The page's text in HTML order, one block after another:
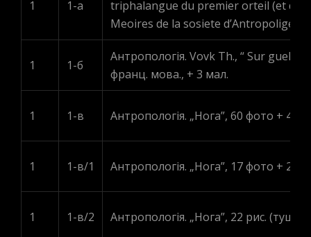
1 1-а
triphalangue du premier orteil (et du
Meoires de la sosiete d’Antropolige
1 1-б
Антропологія. Vovk Th., “ Sur
франц. мова., + 3 мал.
1 1-в Антропологія. „Нога”, 60 фото + 4
1 1-в/1 Антропологія. „Нога”, 17 фото + 20
1 1-в/2 Антропологія. „Нога”, 22 рис. (туш)